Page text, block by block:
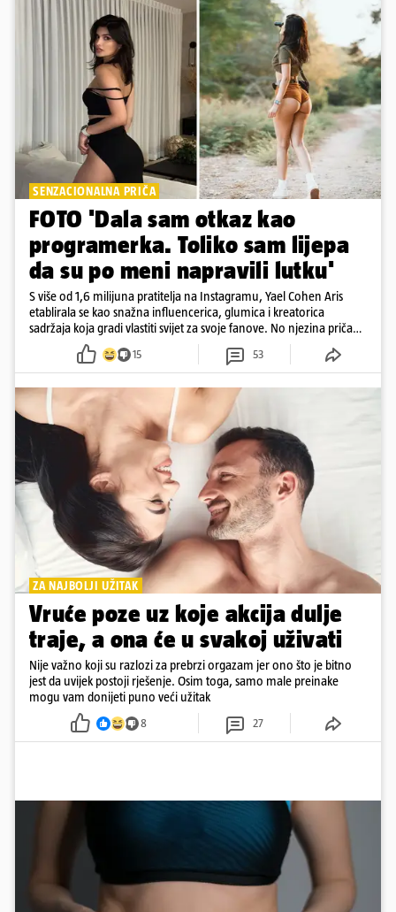
SENZACIONALNA PRIČA
FOTO 'Dala sam otkaz kao
programerka. Toliko sam lijepa
da su po meni napravili lutku'
S više od 1,6 milijuna pratitelja na Instagramu, Yael Cohen Aris
etablirala se kao snažna influencerica, glumica i kreatorica
sadržaja koja gradi vlastiti svijet za svoje fanove. No njezina priča
pokazuje da online slava dolazi i s neočekivanim izazovima
15 53
ZA NAJBOLJI UŽITAK
Vruće poze uz koje akcija dulje
traje, a ona će u svakoj uživati
Nije važno koji su razlozi za prebrzi orgazam jer ono što je bitno
jest da uvijek postoji rješenje. Osim toga, samo male preinake
mogu vam donijeti puno veći užitak
8 27